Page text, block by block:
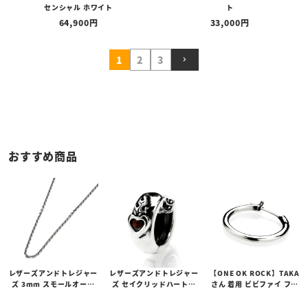
センシャル ホワイト
64,900
ト
33,000
1 2 3
おすすめ商品
レザーズアンドトレジャー
ズ 3mm スモールオーバ
レザーズアンドトレジャー
ズ セイクリッドハートピ
【ONE OK ROCK】TAKA
さん 着用 ビビファイ フー